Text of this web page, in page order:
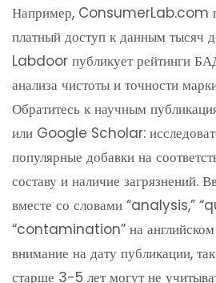
Например, ConsumerLab.com
платный доступ к данным тысяч
Labdoor публикует рейтинги
анализа чистоты и точности
Обратитесь к научным
или Google Scholar:
популярные добавки на
составу и наличие загрязнений.
вместе со словами “analysis,”
“contamination” на английском
внимание на дату публикации,
старше 3-5 лет могут не